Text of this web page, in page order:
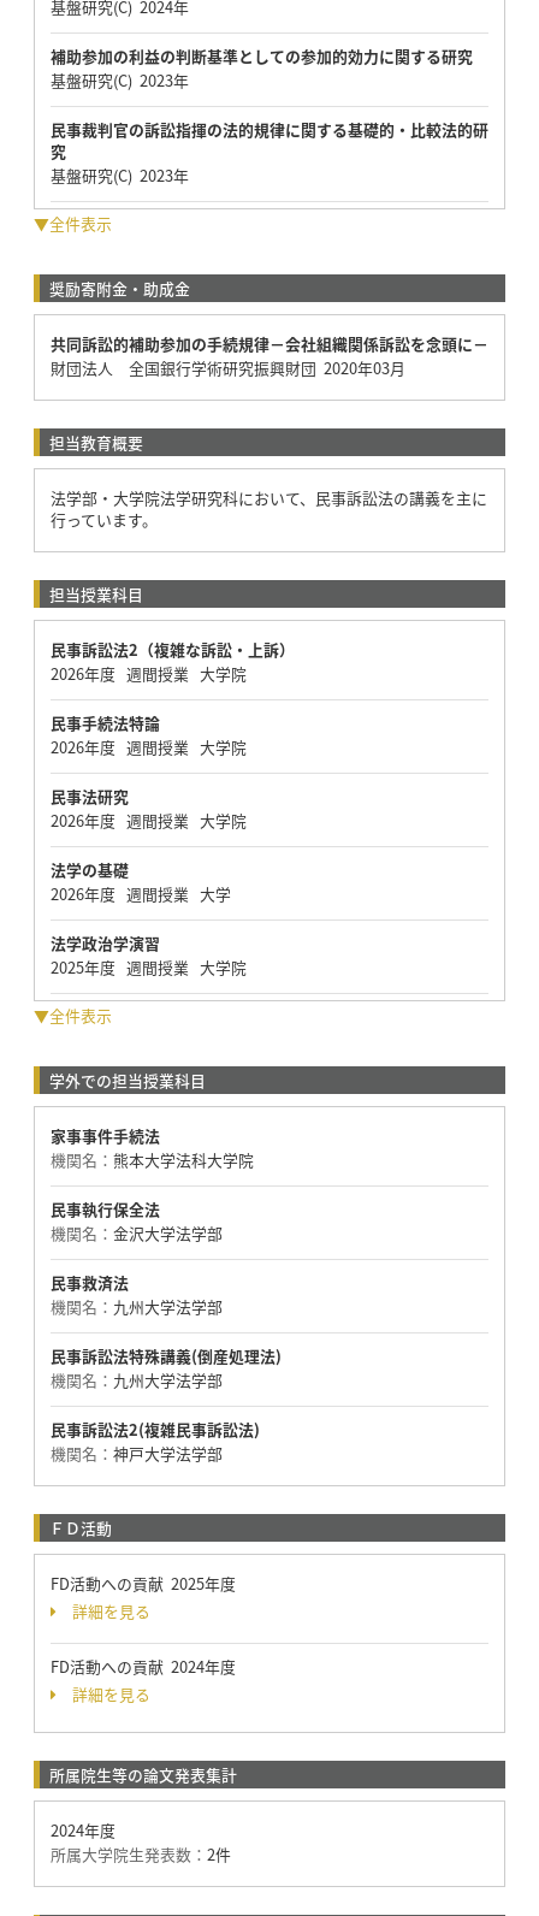
基盤研究(C) 2024年
補助参加の利益の判断基準としての参加的効力に関する研究
基盤研究(C) 2023年
民事裁判官の訴訟指揮の法的規律に関する基礎的・比較法的研
究
基盤研究(C) 2023年
▼全件表示
奨励寄附金・助成金
共同訴訟的補助参加の手続規律－会社組織関係訴訟を念頭に－
財団法人 全国銀行学術研究振興財団 2020年03月
担当教育概要
法学部・大学院法学研究科において、民事訴訟法の講義を主に
行っています。
担当授業科目
民事訴訟法2（複雑な訴訟・上訴）
2026年度 週間授業 大学院
民事手続法特論
2026年度 週間授業 大学院
民事法研究
2026年度 週間授業 大学院
法学の基礎
2026年度 週間授業 大学
法学政治学演習
2025年度 週間授業 大学院
▼全件表示
学外での担当授業科目
家事事件手続法
機関名： 熊本大学法科大学院
民事執行保全法
機関名： 金沢大学法学部
民事救済法
機関名： 九州大学法学部
民事訴訟法特殊講義(倒産処理法)
機関名： 九州大学法学部
民事訴訟法2(複雑民事訴訟法)
機関名： 神戸大学法学部
ＦＤ活動
FD活動への貢献 2025年度
詳細を見る
FD活動への貢献 2024年度
詳細を見る
所属院生等の論文発表集計
2024年度
所属大学院生発表数： 2件